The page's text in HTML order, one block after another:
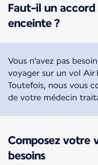
Faut-il un
enceinte ?
Vous n'avez pas
voyager sur un vol Air
Toutefois, nous vous
de votre médecin
Composez votre
besoins